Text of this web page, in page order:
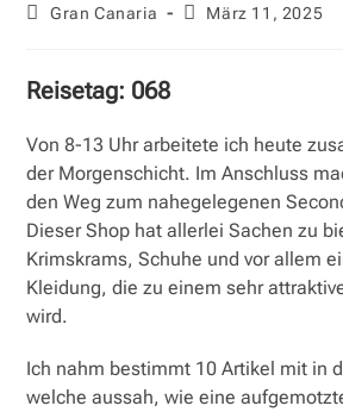
Beitrags-
Gran Canaria
Beitrag
März 11, 2025
Reisetag: 068
Von 8-13 Uhr arbeitete ich heute
der Morgenschicht. Im Anschluss
den Weg zum nahegelegenen
Dieser Shop hat allerlei Sachen zu
Krimskrams, Schuhe und vor allem
Kleidung, die zu einem sehr
wird.
Ich nahm bestimmt 10 Artikel mit in
welche aussah, wie eine